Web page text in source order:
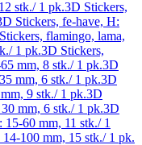
stk./ 1 pk.3D Stickers,
Stickers, fe-have, H:
flamingo, lama,
1 pk.3D Stickers,
mm, 8 stk./ 1 pk.3D
mm, 6 stk./ 1 pk.3D
9 stk./ 1 pk.3D
mm, 6 stk./ 1 pk.3D
60 mm, 11 stk./ 1
100 mm, 15 stk./ 1 pk.